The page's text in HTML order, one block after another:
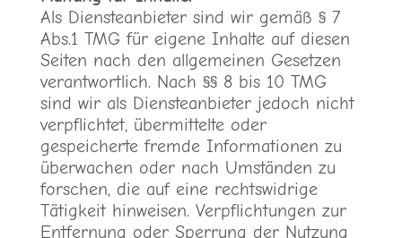
Als Diensteanbieter sind wir gemäß § 7
Abs.1 TMG für eigene Inhalte auf diesen
Seiten nach den allgemeinen Gesetzen
verantwortlich. Nach §§ 8 bis 10 TMG
sind wir als Diensteanbieter jedoch nicht
verpflichtet, übermittelte oder
gespeicherte fremde Informationen zu
überwachen oder nach Umständen zu
forschen, die auf eine rechtswidrige
Tätigkeit hinweisen. Verpflichtungen zur
Entfernung oder Sperrung der Nutzung